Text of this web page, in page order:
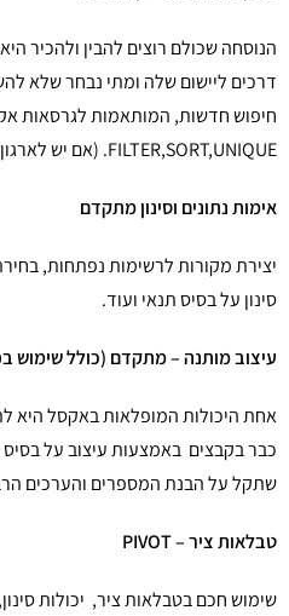
דרכים ליישום שלה ומתי נבחר שלא
FILTER,SORT,UNIQUE. (אם יש לארגון ולמשתתפים Office 365).
אימות נתונים וסינון מתקדם
יצירת מקורות לרשימות נפתחות,
סינון על בסיס תנאי ועוד.
עיצוב מותנה – מתקדם (כולל שימוש
אחת היכולות המופלאות באקסל היא
כבר בקבצים באמצעות עיצוב על בסיס
שתקל על הבנת המספרים והערכים
טבלאות ציר –PIVOT
שימוש חכם בטבלאות ציר, יכולות